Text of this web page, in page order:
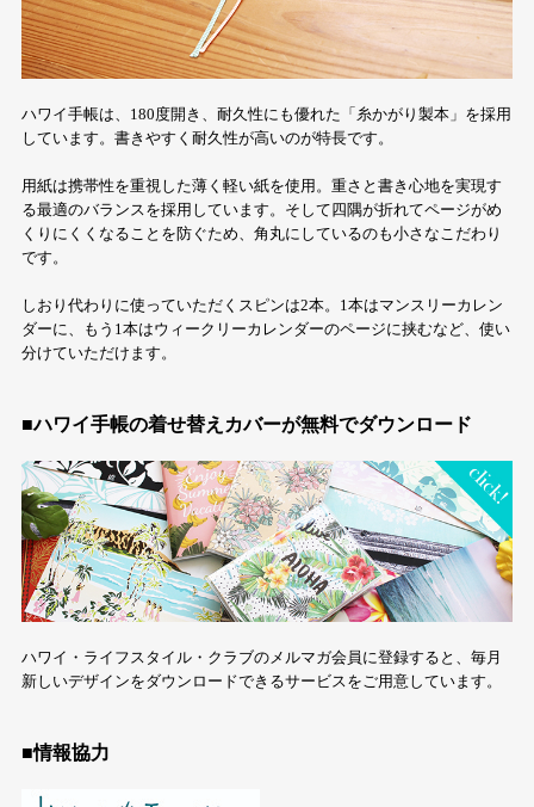
ハワイ手帳は、180度開き、耐久性にも優れた「糸かがり製本」を採用
しています。書きやすく耐久性が高いのが特長です。
用紙は携帯性を重視した薄く軽い紙を使用。重さと書き心地を実現す
る最適のバランスを採用しています。そして四隅が折れてページがめ
くりにくくなることを防ぐため、角丸にしているのも小さなこだわり
です。
しおり代わりに使っていただくスピンは2本。1本はマンスリーカレン
ダーに、もう1本はウィークリーカレンダーのページに挟むなど、使い
分けていただけます。
■ハワイ手帳の着せ替えカバーが無料でダウンロード
ハワイ・ライフスタイル・クラブのメルマガ会員に登録すると、毎月
新しいデザインをダウンロードできるサービスをご用意しています。
■情報協力